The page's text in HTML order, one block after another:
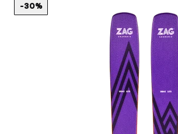
-30%